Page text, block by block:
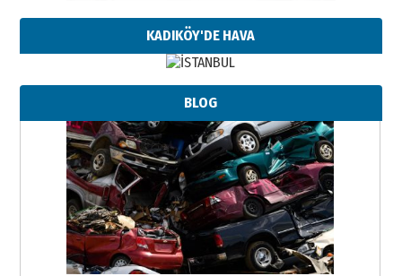
KADIKÖY'DE HAVA
BLOG